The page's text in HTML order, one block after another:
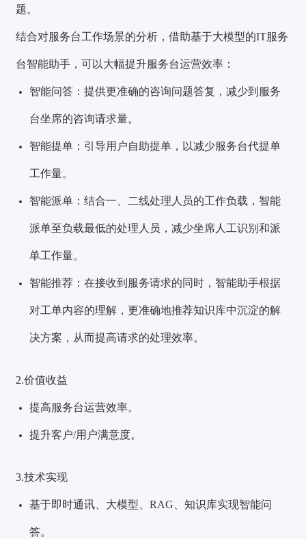
题。
结合对服务台工作场景的分析，借助基于大模型的IT服务
台智能助手，可以大幅提升服务台运营效率：
智能问答：提供更准确的咨询问题答复，减少到服务
台坐席的咨询请求量。
智能提单：引导用户自助提单，以减少服务台代提单
工作量。
智能派单：结合一、二线处理人员的工作负载，智能
派单至负载最低的处理人员，减少坐席人工识别和派
单工作量。
智能推荐：在接收到服务请求的同时，智能助手根据
对工单内容的理解，更准确地推荐知识库中沉淀的解
决方案，从而提高请求的处理效率。
2.价值收益
提高服务台运营效率。
提升客户/用户满意度。
3.技术实现
基于即时通讯、大模型、RAG、知识库实现智能问
答。